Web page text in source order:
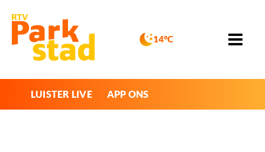
14°C
LUISTER LIVE APP ONS